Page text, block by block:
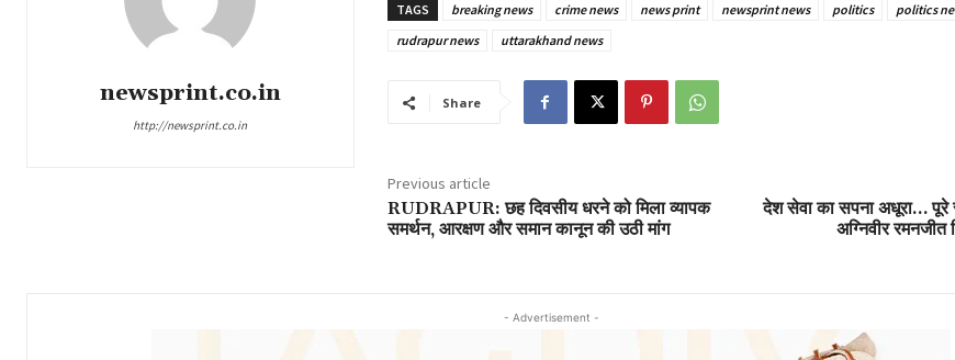
newsprint.co.in
http://newsprint.co.in
TAGS breaking news crime news news print newsprint news politics
politics
rudrapur news
uttarakhand news
Share
Previous article
RUDRAPUR: छह दिवसीय धरने को मिला व्यापक
समर्थन, आरक्षण और समान कानून की उठी मांग
देश सेवा का सपना अधूरा…
अग्निवीर रमनजीत
- Advertisement -